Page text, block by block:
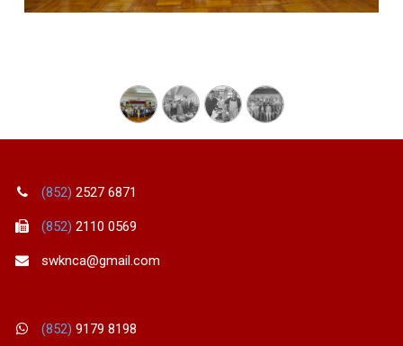
(852)2527 6871
(852)2110 0569
swknca@gmail.com
(852)9179 8198